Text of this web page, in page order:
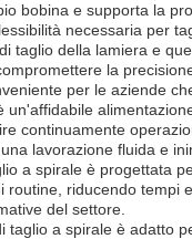
bobina e supporta la
necessaria per
taglio della lamiera e
la
per le aziende
continuamente
lavorazione fluida e
a spirale è progettata
riducendo
del settore.
a spirale è adatto